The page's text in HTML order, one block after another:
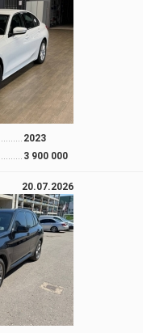
2023
3 900 000
20.07.2026